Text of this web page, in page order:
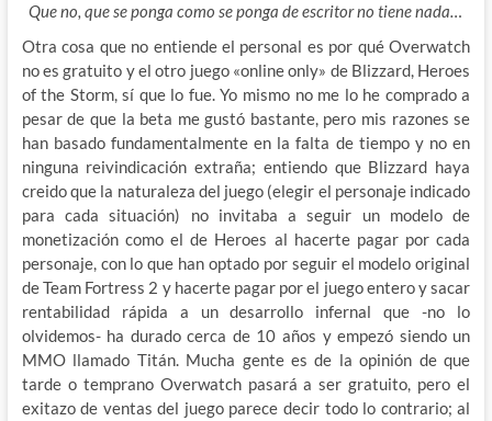
Que no, que se ponga como se ponga de escritor no tiene nada…
Otra cosa que no entiende el personal es por qué Overwatch
no es gratuito y el otro juego «online only» de Blizzard, Heroes
of the Storm, sí que lo fue. Yo mismo no me lo he comprado a
pesar de que la beta me gustó bastante, pero mis razones se
han basado fundamentalmente en la falta de tiempo y no en
ninguna reivindicación extraña; entiendo que Blizzard haya
creido que la naturaleza del juego (elegir el personaje indicado
para cada situación) no invitaba a seguir un modelo de
monetización como el de Heroes al hacerte pagar por cada
personaje, con lo que han optado por seguir el modelo original
de Team Fortress 2 y hacerte pagar por el juego entero y sacar
rentabilidad rápida a un desarrollo infernal que -no lo
olvidemos- ha durado cerca de 10 años y empezó siendo un
MMO llamado Titán. Mucha gente es de la opinión de que
tarde o temprano Overwatch pasará a ser gratuito, pero el
exitazo de ventas del juego parece decir todo lo contrario; al